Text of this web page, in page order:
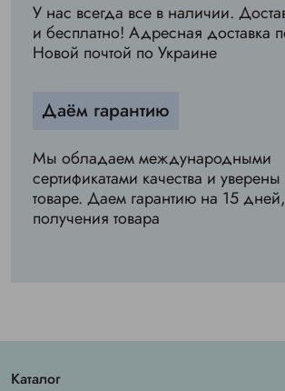
У нас всегда все в наличии.
и бесплатно! Адресная доставка
Новой почтой по Украине
Даём гарантию
Мы обладаем международными
сертификатами качества и
товаре. Даем гарантию на 15
получения товара
Каталог